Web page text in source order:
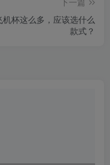
飞机杯这么多，应该选什么
款式？